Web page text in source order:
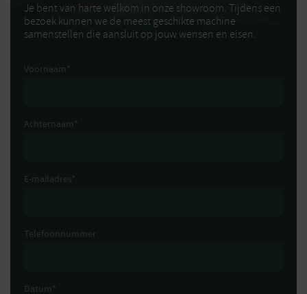
Je bent van harte welkom in onze showroom. Tijdens een
bezoek kunnen we de meest geschikte machine
samenstellen die aansluit op jouw wensen en eisen.
Voornaam *
Achternaam *
E-mailadres*
Telefoonnummer
Datum *